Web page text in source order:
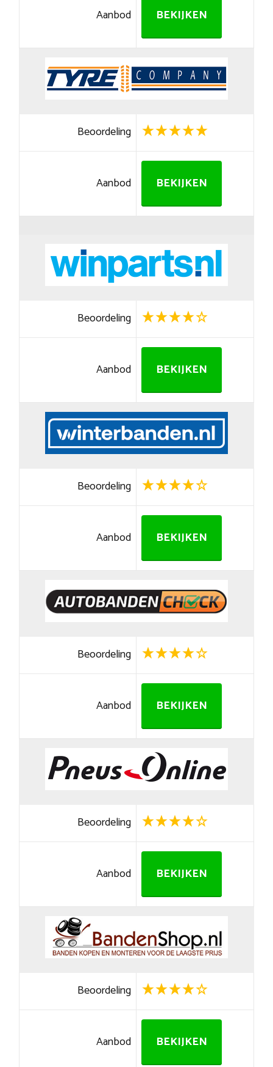
Aanbod BEKIJKEN
Beoordeling
Aanbod BEKIJKEN
Beoordeling
Aanbod BEKIJKEN
Beoordeling
Aanbod BEKIJKEN
Beoordeling
Aanbod BEKIJKEN
Beoordeling
Aanbod BEKIJKEN
Beoordeling
Aanbod BEKIJKEN